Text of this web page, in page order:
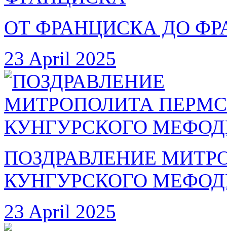
ОТ ФРАНЦИСКА ДО
23 April 2025
ПОЗДРАВЛЕНИЕ
КУНГУРСКОГО
23 April 2025